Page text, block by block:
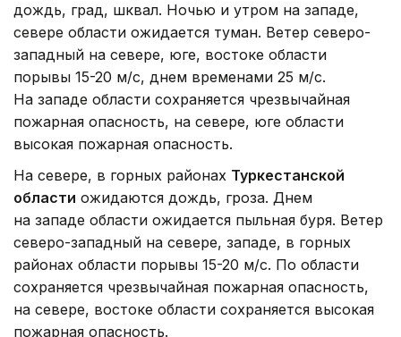
дождь, град, шквал. Ночью и утром на западе,
севере области ожидается туман. Ветер северо-
западный на севере, юге, востоке области
порывы 15-20 м/с, днем временами 25 м/с.
На западе области сохраняется чрезвычайная
пожарная опасность, на севере, юге области
высокая пожарная опасность.
На севере, в горных районах Туркестанской
области ожидаются дождь, гроза. Днем
на западе области ожидается пыльная буря. Ветер
северо-западный на севере, западе, в горных
районах области порывы 15-20 м/с. По области
сохраняется чрезвычайная пожарная опасность,
на севере, востоке области сохраняется высокая
пожарная опасность.